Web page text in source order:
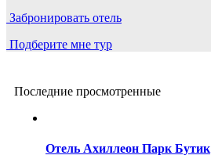
Забронировать отель
Подберите мне тур
Последние просмотренные
Отель Ахиллеон Парк Бутик